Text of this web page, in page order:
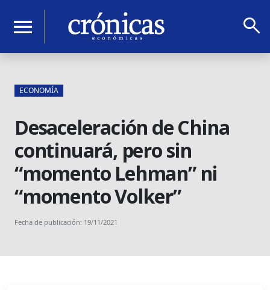
menu search
ECONOMÍA
Desaceleración de China
continuará, pero sin
“momento Lehman” ni
“momento Volker”
Fecha de publicación: 19/11/2021